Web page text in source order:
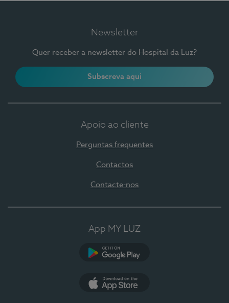
Newsletter
Quer receber a newsletter do Hospital da Luz?
Subscreva aqui
Apoio ao cliente
Perguntas frequentes
Contactos
Contacte-nos
App MY LUZ